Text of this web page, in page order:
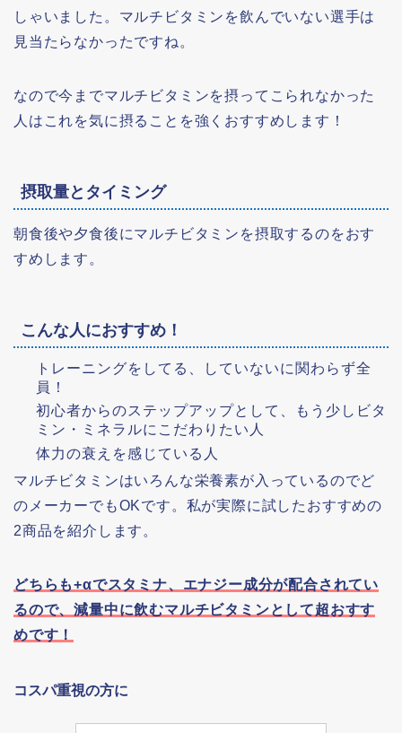
しゃいました。マルチビタミンを飲んでいない選手は
見当たらなかったですね。
なので今までマルチビタミンを摂ってこられなかった
人はこれを気に摂ることを強くおすすめします！
摂取量とタイミング
朝食後や夕食後にマルチビタミンを摂取するのをおす
すめします。
こんな人におすすめ！
トレーニングをしてる、していないに関わらず全
員！
初心者からのステップアップとして、もう少しビタ
ミン・ミネラルにこだわりたい人
体力の衰えを感じている人
マルチビタミンはいろんな栄養素が入っているのでど
のメーカーでもOKです。私が実際に試したおすすめの
2商品を紹介します。
どちらも+αでスタミナ、エナジー成分が配合されてい
るので、減量中に飲むマルチビタミンとして超おすす
めです！
コスパ重視の方に